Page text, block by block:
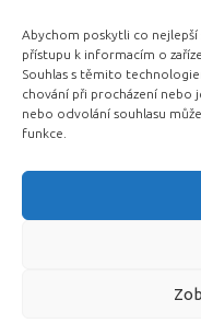
Abychom poskytli co nejlepší
přístupu k informacím o
Souhlas s těmito
chování při procházení nebo
nebo odvolání souhlasu
funkce.
Novinky
Podporováno -
Související